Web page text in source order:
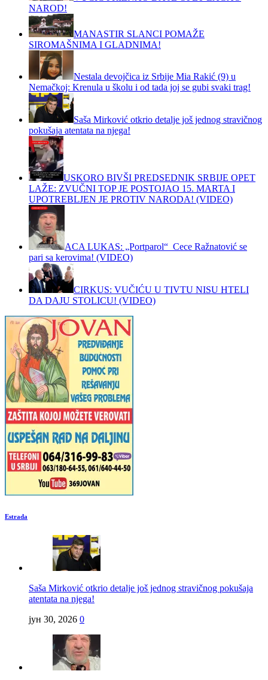
NAROD!
MANASTIR SLANCI POMAŽE
SIROMAŠNIMA I GLADNIMA!
Nestala devojčica iz Srbije Mia Rakić (9) u
Nemačkoj: Krenula u školu i od tada joj se gubi svaki trag!
Saša Mirković otkrio detalje još jednog stravičnog
pokušaja atentata na njega!
USKORO BIVŠI PREDSEDNIK SRBIJE OPET
LAŽE: ZVUČNI TOP JE POSTOJAO 15. MARTA I
UPOTREBLJEN JE PROTIV NARODA! (VIDEO)
ACA LUKAS: „Portparol“ Cece Ražnatović se
pari sa kerovima! (VIDEO)
CIRKUS: VUČIĆU U TIVTU NISU HTELI
DA DAJU STOLICU! (VIDEO)
Estrada
Saša Mirković otkrio detalje još jednog stravičnog pokušaja
atentata na njega!
јун 30, 2026 0